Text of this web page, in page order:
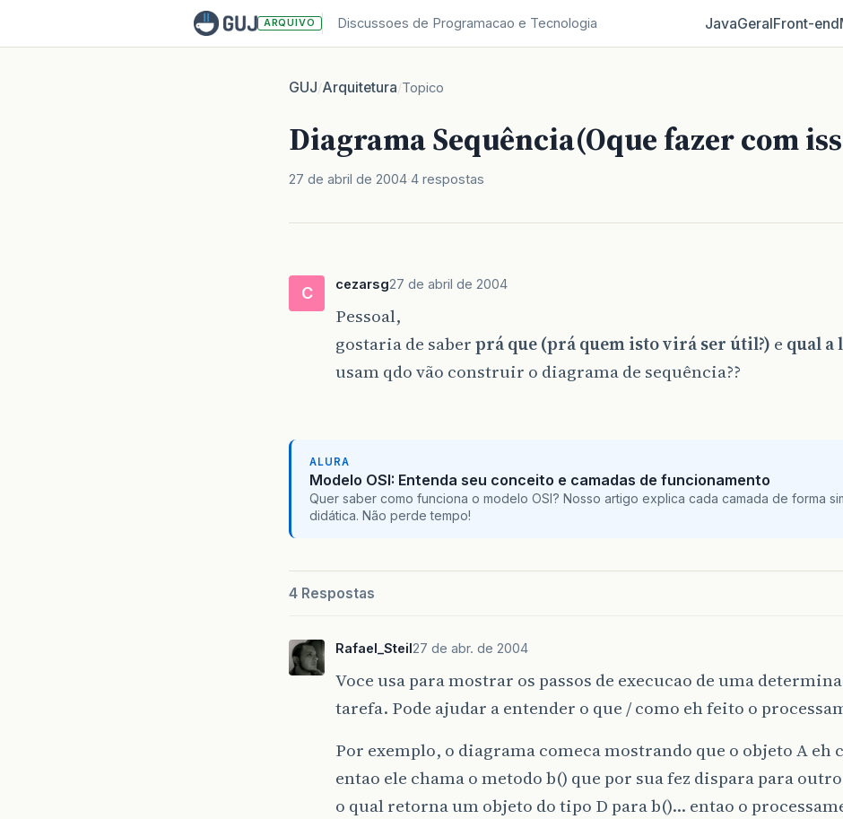
ARQUIVO Discussoes de Programacao e Tecnologia JavaGeralFront‑end
GUJ/Arquitetura/Topico
Diagrama Sequência(Oque fazer com
27 de abril de 2004 4 respostas
C cezarsg27 de abril de 2004
Pessoal,
gostaria de saberprá que (prá quem isto virá ser útil?) e qual a
usam qdo vão construir o diagrama de sequência??
ALURA
Modelo OSI: Entenda seu conceito e camadas de funcionamento
Quer saber como funciona o modelo OSI? Nosso artigo explica cada camada de forma
didática. Não perde tempo!
4 Respostas
Rafael_Steil27 de abr. de 2004
Voce usa para mostrar os passos de execucao de uma
tarefa. Pode ajudar a entender o que / como eh feito o
Por exemplo, o diagrama comeca mostrando que o objeto A eh
entao ele chama o metodo b() que por sua fez dispara para
o qual retorna um objeto do tipo D para b()… entao o